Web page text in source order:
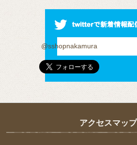
@sshopnakamura
アクセスマップ